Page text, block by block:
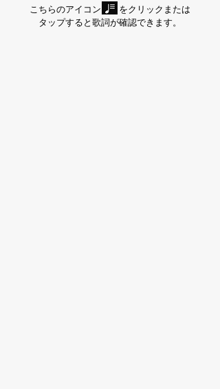
こちらのアイコン をクリックまたは
タップすると歌詞が確認できます。